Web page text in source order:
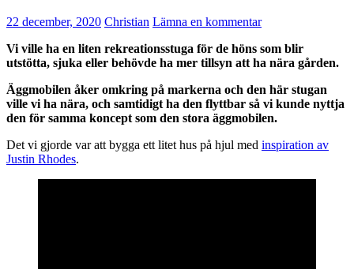
22 december, 2020 Christian Lämna en kommentar
Vi ville ha en liten rekreationsstuga för de höns som blir
utstötta, sjuka eller behövde ha mer tillsyn att ha nära gården.
Äggmobilen åker omkring på markerna och den här stugan
ville vi ha nära, och samtidigt ha den flyttbar så vi kunde nyttja
den för samma koncept som den stora äggmobilen.
Det vi gjorde var att bygga ett litet hus på hjul med inspiration av
Justin Rhodes.